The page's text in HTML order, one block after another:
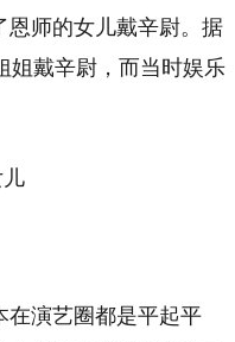
恩师的女儿戴辛尉。据
姐戴辛尉，而当时娱乐
在演艺圈都是平起平